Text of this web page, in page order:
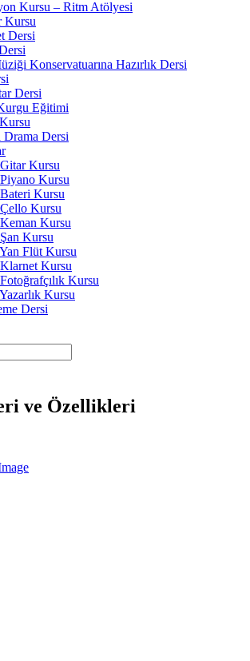
Kursu – Ritm Atölyesi
Kursu
Dersi
Konservatuarına Hazırlık Dersi
Dersi
Eğitimi
Drama Dersi
Kursu
Kursu
Kursu
Kursu
Kursu
Kursu
Flüt Kursu
Kursu
Kursu
Kursu
Dersi
ve Özellikleri